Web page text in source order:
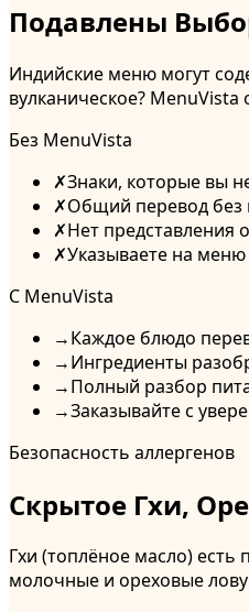
Подавлены
Индийские меню могут
вулканическое?
Без MenuVista
✗Знаки, которые вы
✗Общий перевод без
✗Нет представления
✗Указываете на
С MenuVista
→Каждое блюдо
→Ингредиенты
→Полный разбор
→Заказывайте с
Безопасность аллергенов
Скрытое Гхи,
Гхи (топлёное масло)
молочные и ореховые